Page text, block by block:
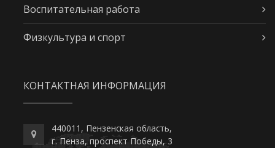
Воспитательная работа
Физкультура и спорт
КОНТАКТНАЯ ИНФОРМАЦИЯ
440011, Пензенская область,
г. Пенза, проспект Победы, 3